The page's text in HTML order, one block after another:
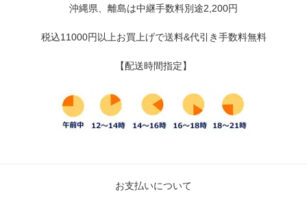
沖縄県、離島は中継手数料別途2,200円
税込11000円以上お買上げで送料&代引き手数料無料
【配送時間指定】
お支払いについて